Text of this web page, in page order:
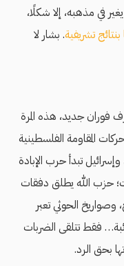
فإن النظام لم يغير في مذهبه، إلا شكلًا،
تشريفية. بشار لا
مشارف فوران جديد، هذه المرة
المقاومة الفلسطينية
أكثر من 250 إسرائيليًا، وإسرائيل تبدأ حرب الإبادة
حزب الله يطلق دفقات
وصواريخ الحوثي تعبر
فقط تتلقى الضربات
بحق الرد.